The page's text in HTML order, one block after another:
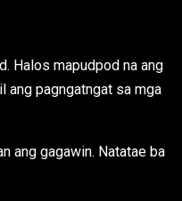
Halos mapudpod na ang
ang pagngatngat sa mga
ang gagawin. Natatae ba